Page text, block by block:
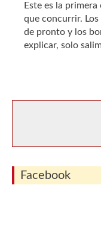
Este es la
que concurrir.
de pronto y los
explicar, solo
Facebook